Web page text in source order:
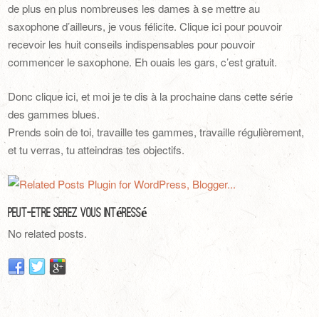
de plus en plus nombreuses les dames à se mettre au
saxophone d’ailleurs, je vous félicite. Clique ici pour pouvoir
recevoir les huit conseils indispensables pour pouvoir
commencer le saxophone. Eh ouais les gars, c’est gratuit.
Donc clique ici, et moi je te dis à la prochaine dans cette série
des gammes blues.
Prends soin de toi, travaille tes gammes, travaille régulièrement,
et tu verras, tu atteindras tes objectifs.
Peut-Être Serez Vous Intéressé
No related posts.